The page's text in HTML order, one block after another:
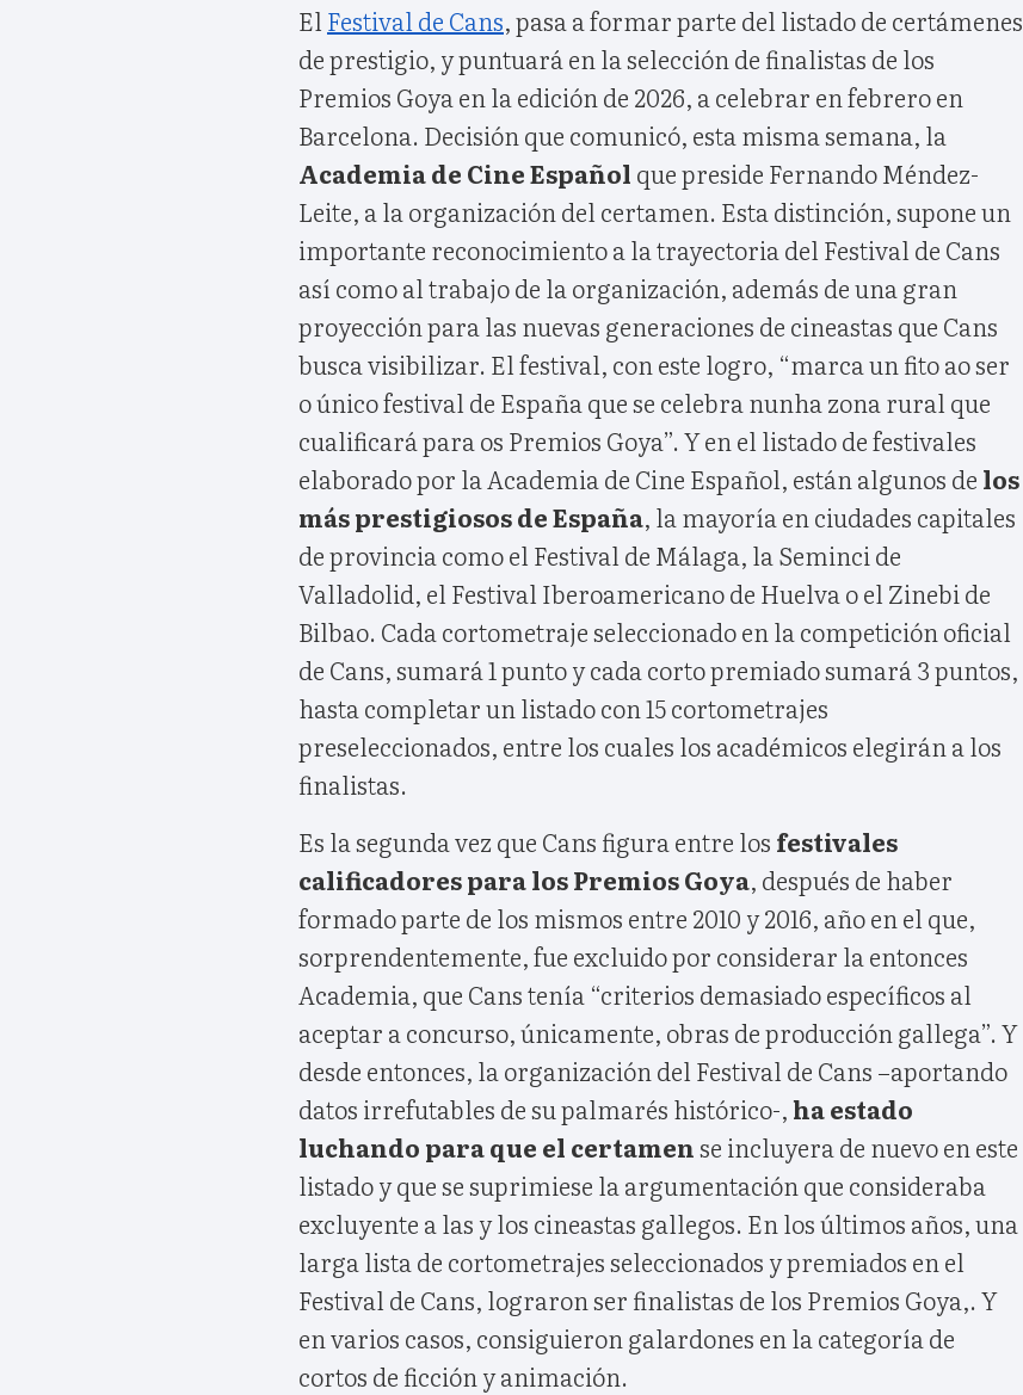
El Festival de Cans, pasa a formar parte del listado de certámenes
de prestigio, y puntuará en la selección de finalistas de los
Premios Goya en la edición de 2026, a celebrar en febrero en
Barcelona. Decisión que comunicó, esta misma semana, la
Academia de Cine Español que preside Fernando Méndez-
Leite, a la organización del certamen. Esta distinción, supone un
importante reconocimiento a la trayectoria del Festival de Cans
así como al trabajo de la organización, además de una gran
proyección para las nuevas generaciones de cineastas que Cans
busca visibilizar. El festival, con este logro, “marca un fito ao ser
o único festival de España que se celebra nunha zona rural que
cualificará para os Premios Goya”. Y en el listado de festivales
elaborado por la Academia de Cine Español, están algunos de los
más prestigiosos de España, la mayoría en ciudades capitales
de provincia como el Festival de Málaga, la Seminci de
Valladolid, el Festival Iberoamericano de Huelva o el Zinebi de
Bilbao. Cada cortometraje seleccionado en la competición oficial
de Cans, sumará 1 punto y cada corto premiado sumará 3 puntos,
hasta completar un listado con 15 cortometrajes
preseleccionados, entre los cuales los académicos elegirán a los
finalistas.
Es la segunda vez que Cans figura entre los festivales
calificadores para los Premios Goya, después de haber
formado parte de los mismos entre 2010 y 2016, año en el que,
sorprendentemente, fue excluido por considerar la entonces
Academia, que Cans tenía “criterios demasiado específicos al
aceptar a concurso, únicamente, obras de producción gallega”. Y
desde entonces, la organización del Festival de Cans –aportando
datos irrefutables de su palmarés histórico-, ha estado
luchando para que el certamense incluyera de nuevo en este
listado y que se suprimiese la argumentación que consideraba
excluyente a las y los cineastas gallegos. En los últimos años, una
larga lista de cortometrajes seleccionados y premiados en el
Festival de Cans, lograron ser finalistas de los Premios Goya,. Y
en varios casos, consiguieron galardones en la categoría de
cortos de ficción y animación.